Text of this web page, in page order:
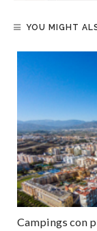
YOU MIGHT
Campings con